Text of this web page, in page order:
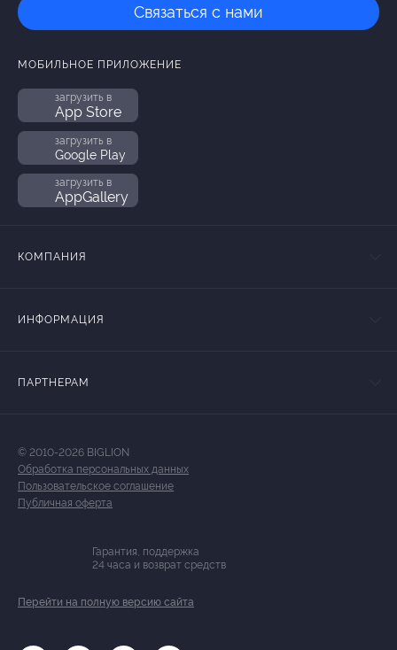
Связаться с нами
МОБИЛЬНОЕ ПРИЛОЖЕНИЕ
загрузить в
App Store
загрузить в
Google Play
загрузить в
AppGallery
КОМПАНИЯ
ИНФОРМАЦИЯ
ПАРТНЕРАМ
© 2010-2026 BIGLION
Обработка персональных данных
Пользовательское соглашение
Публичная оферта
Гарантия, поддержка
24 часа и возврат средств
Перейти на полную версию сайта